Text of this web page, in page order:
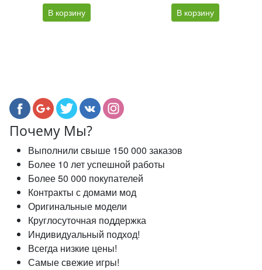
В корзину В корзину
Почему Мы?
Выполнили свыше 150 000 заказов
Более 10 лет успешной работы
Более 50 000 покупателей
Контракты с домами мод
Оригинальные модели
Круглосуточная поддержка
Индивидуальный подход!
Всегда низкие цены!
Самые свежие игры!